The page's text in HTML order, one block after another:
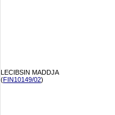
LECIBSIN MADDJA
(FIN10149/02)